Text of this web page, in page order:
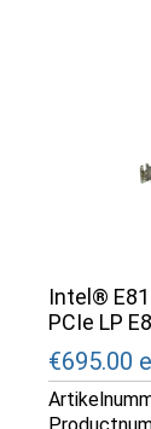
Intel®
PCIe LP
€695.00